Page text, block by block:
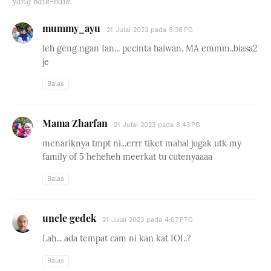
mummy_ayu 21 Julai 2023 pada 8:38 PG
leh geng ngan Ian... pecinta haiwan. MA emmm..biasa2
je
Balas
Mama Zharfan 21 Julai 2023 pada 8:43 PG
menariknya tmpt ni...errr tiket mahal jugak utk my
family of 5 heheheh meerkat tu cutenyaaaa
Balas
uncle gedek 21 Julai 2023 pada 4:07 PTG
Lah... ada tempat cam ni kan kat IOI..?
Balas